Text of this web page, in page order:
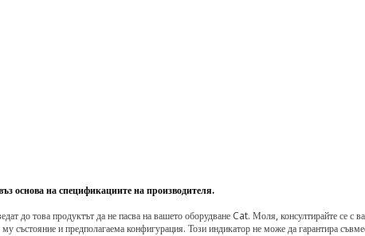
основа на спецификациите на производителя.
до това продуктът да не пасва на вашето оборудване Cat. Моля, консултирайте се с
състояние и предполагаема конфигурация. Този индикатор не може да гарантира